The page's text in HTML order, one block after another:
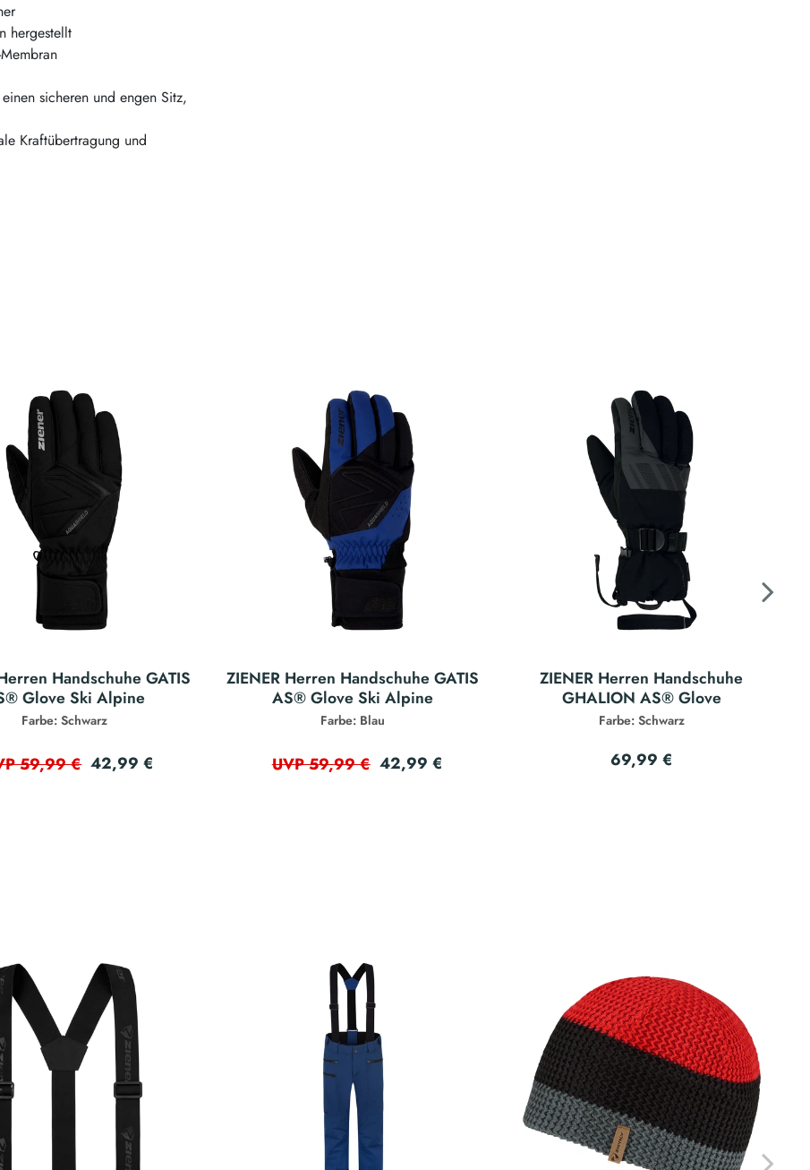
hergestellt
sicheren und engen Sitz,
Kraftübertragung und
Handschuhe GATIS
Glove Ski Alpine
Farbe: Schwarz
59,99 € 42,99 €
ZIENER Herren Handschuhe GATIS
AS® Glove Ski Alpine
Farbe: Blau
UVP 59,99 € 42,99 €
ZIENER Herren Handschuhe
GHALION AS® Glove
Farbe: Schwarz
69,99 €